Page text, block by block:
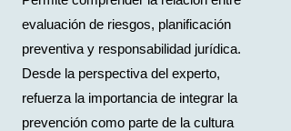
evaluación de riesgos, planificación
preventiva y responsabilidad jurídica.
Desde la perspectiva del experto,
refuerza la importancia de integrar la
prevención como parte de la cultura